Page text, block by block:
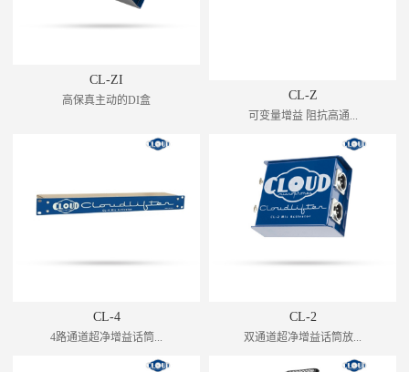
CL-ZI
高保真主动的DI盒 CL-Z
可变量增益 阻抗高通...
CL-4
4路通道超净增益话筒...
CL-2
双通道超净增益话筒放...